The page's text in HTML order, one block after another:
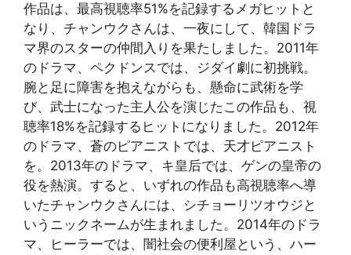
作品は、最高視聴率51%を記録するメガヒットと
なり、チャンウクさんは、一夜にして、韓国ドラ
マ界のスターの仲間入りを果たしました。2011年
のドラマ、ペクドンスでは、ジダイ劇に初挑戦。
腕と足に障害を抱えながらも、懸命に武術を学
び、武士になった主人公を演じたこの作品も、視
聴率18%を記録するヒットになりました。2012年
のドラマ、蒼のピアニストでは、天才ピアニスト
を。2013年のドラマ、キ皇后では、ゲンの皇帝の
役を熱演。すると、いずれの作品も高視聴率へ導
いたチャンウクさんには、シチョーリツオウジと
いうニックネームが生まれました。2014年のドラ
マ、ヒーラーでは、闇社会の便利屋という、ハー